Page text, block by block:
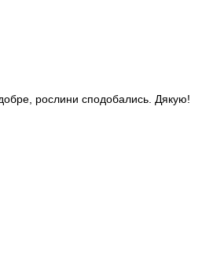
рослини сподобались. Дякую!